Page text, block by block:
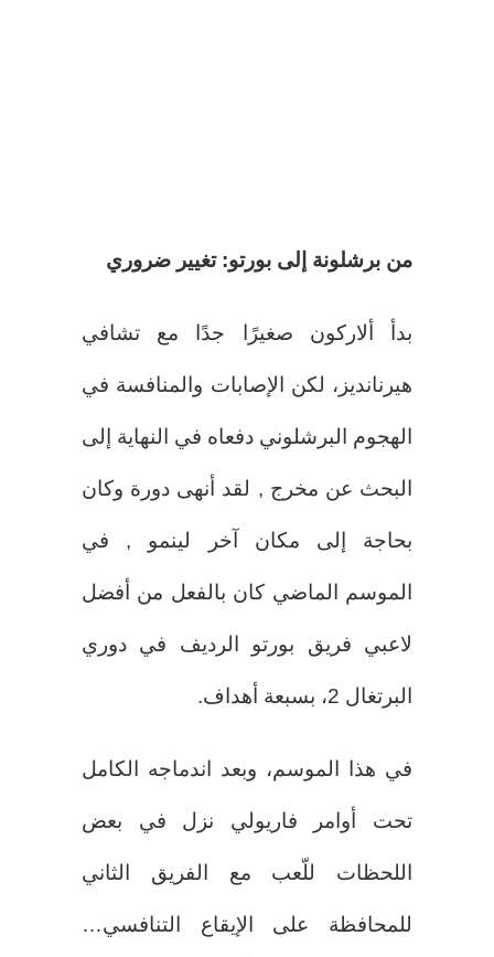
من برشلونة إلى بورتو: تغيير ضروري
بدأ ألاركون صغيرًا جدًا مع تشافي
هيرنانديز، لكن الإصابات والمنافسة في
الهجوم البرشلوني دفعاه في النهاية إلى
البحث عن مخرج , لقد أنهى دورة وكان
بحاجة إلى مكان آخر لينمو , في
الموسم الماضي كان بالفعل من أفضل
لاعبي فريق بورتو الرديف في دوري
البرتغال 2، بسبعة أهداف.
في هذا الموسم، وبعد اندماجه الكامل
تحت أوامر فاريولي نزل في بعض
اللحظات للّعب مع الفريق الثاني
للمحافظة على الإيقاع التنافسي…